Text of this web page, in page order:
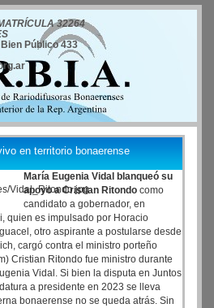
32264
Público 433
en territorio bonaerense
María Eugenia Vidal blanqueó su
apoyo a Cristian Ritondo como
candidato a gobernador, en
quien es impulsado por Horacio
otro aspirante a postularse desde
cargó contra el ministro porteño
Cristian Ritondo fue ministro durante
Vidal. Si bien la disputa en Juntos
a presidente en 2023 se lleva
bonaerense no se queda atrás. Sin